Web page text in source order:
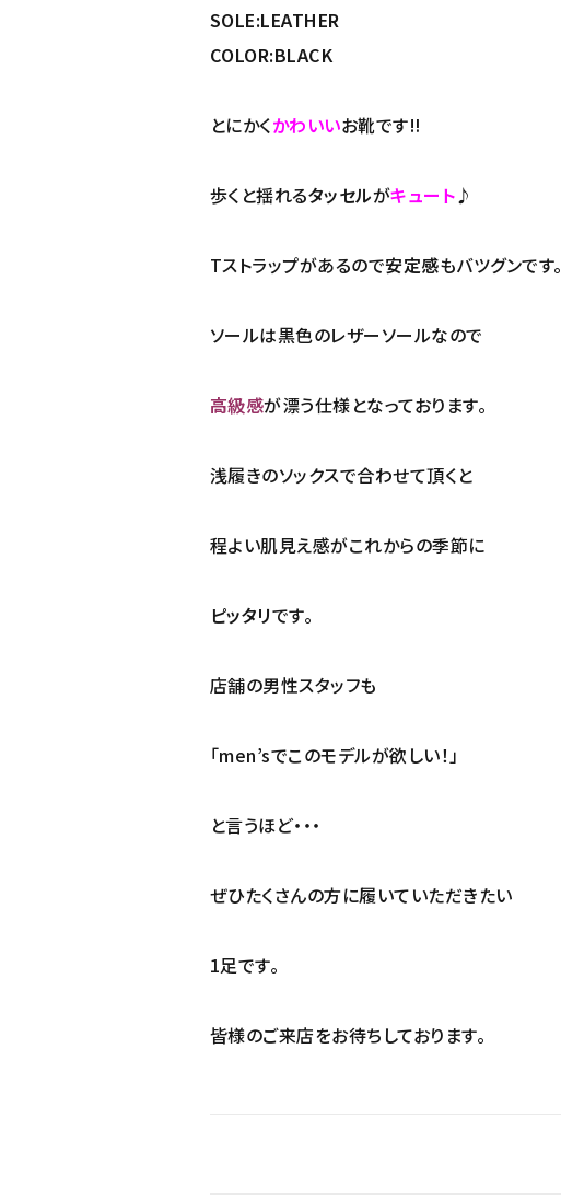
SOLE:LEATHER
COLOR:BLACK
とにかくかわいいお靴です‼
歩くと揺れるタッセルがキュート♪
Tストラップがあるので安定感もバツグンです。
ソールは黒色のレザーソールなので
高級感が漂う仕様となっております。
浅履きのソックスで合わせて頂くと
程よい肌見え感がこれからの季節に
ピッタリです。
店舗の男性スタッフも
「men’sでこのモデルが欲しい！」
と言うほど・・・
ぜひたくさんの方に履いていただきたい
1足です。
皆様のご来店をお待ちしております。